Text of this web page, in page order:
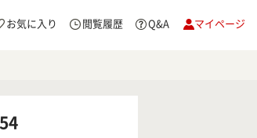
お気に入り 閲覧履歴 Q&A マイページ